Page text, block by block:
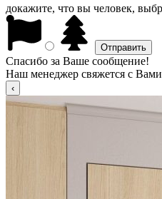
докажите, что вы человек,
Спасибо за Ваше сообщение!
Наш менеджер свяжется с